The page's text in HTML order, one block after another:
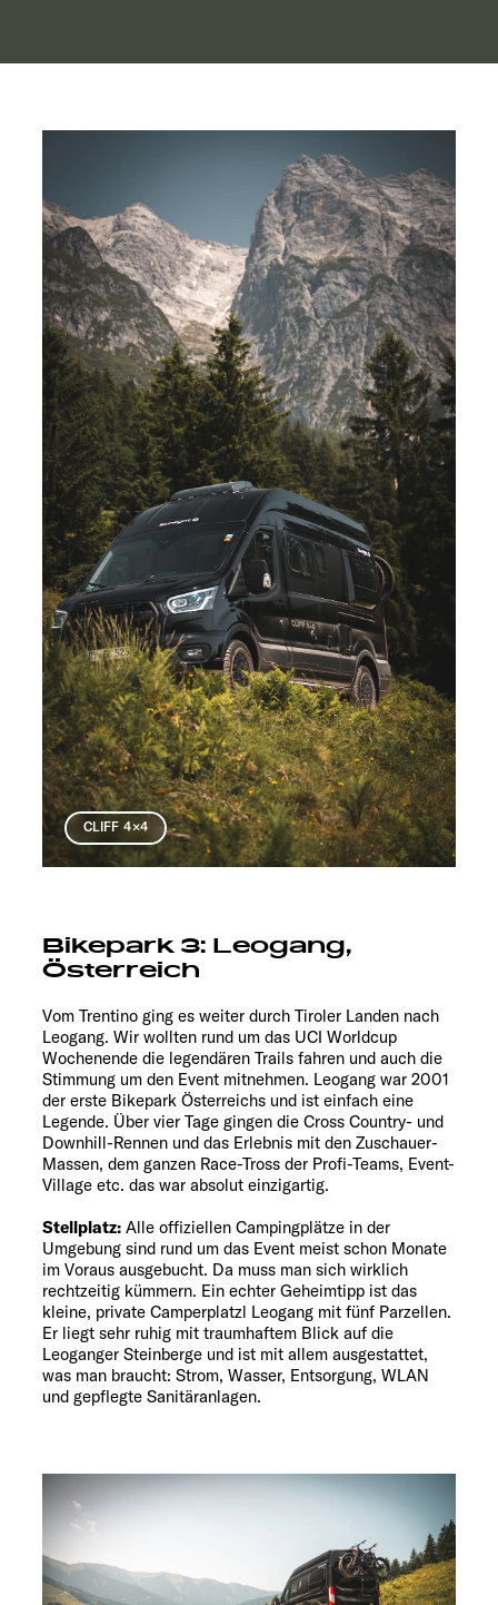
CLIFF 4×4
Bikepark 3: Leogang,
Österreich
Vom Trentino ging es weiter durch Tiroler Landen nach
Leogang. Wir wollten rund um das UCI Worldcup
Wochenende die legendären Trails fahren und auch die
Stimmung um den Event mitnehmen. Leogang war 2001
der erste Bikepark Österreichs und ist einfach eine
Legende. Über vier Tage gingen die Cross Country- und
Downhill-Rennen und das Erlebnis mit den Zuschauer-
Massen, dem ganzen Race-Tross der Profi-Teams, Event-
Village etc. das war absolut einzigartig.
Stellplatz: Alle offiziellen Campingplätze in der
Umgebung sind rund um das Event meist schon Monate
im Voraus ausgebucht. Da muss man sich wirklich
rechtzeitig kümmern. Ein echter Geheimtipp ist das
kleine, private Camperplatzl Leogang mit fünf Parzellen.
Er liegt sehr ruhig mit traumhaftem Blick auf die
Leoganger Steinberge und ist mit allem ausgestattet,
was man braucht: Strom, Wasser, Entsorgung, WLAN
und gepflegte Sanitäranlagen.